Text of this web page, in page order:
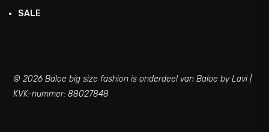
SALE
© 2026 Baloe big size fashion is onderdeel van Baloe by Lavi |
KVK-nummer: 88027848